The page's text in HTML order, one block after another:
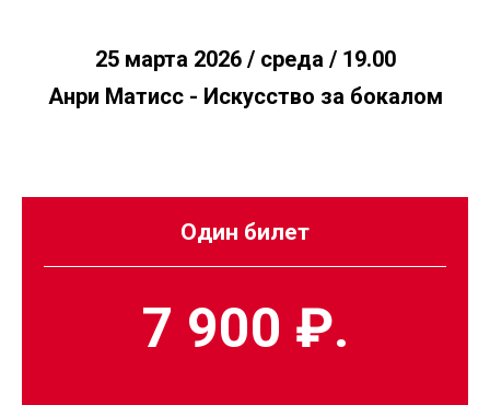
25 марта 2026 / среда / 19.00
Анри Матисс - Искусство за бокалом
Один билет
7 900 ₽.